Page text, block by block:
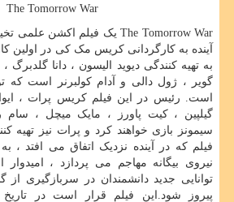
The Tomorrow War
The Tomorrow Warیک فیلم اکشن علمی
آینده به کارگردانی کریس مک کی در اولین
به تهیه کنندگی دیوید الیسون ، دانا
گویر ، ژول دالی و آدام کولبرنر است
است. رئیس در این فیلم کریس پرات ،
گیلپین ، کیت پاورز ، مایک میچل ،
سیمونز بازی خواهند کرد و پرات نیز تهیه
فیلم که در آینده نزدیک اتفاق می افتد ،
نیروی بیگانه مهاجم می پردازد ،
توانایی جدید دانشمندان در سربازگیری